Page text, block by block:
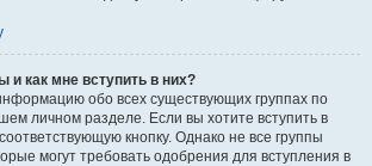
и как мне вступить в них?
обо всех существующих группах по
личном разделе. Если вы хотите вступить в
кнопку. Однако не все группы
могут требовать одобрения для вступления в